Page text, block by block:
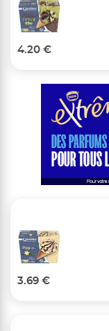
4.20 €
3.69 €